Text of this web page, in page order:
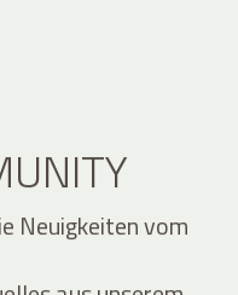
Neuigkeiten vom